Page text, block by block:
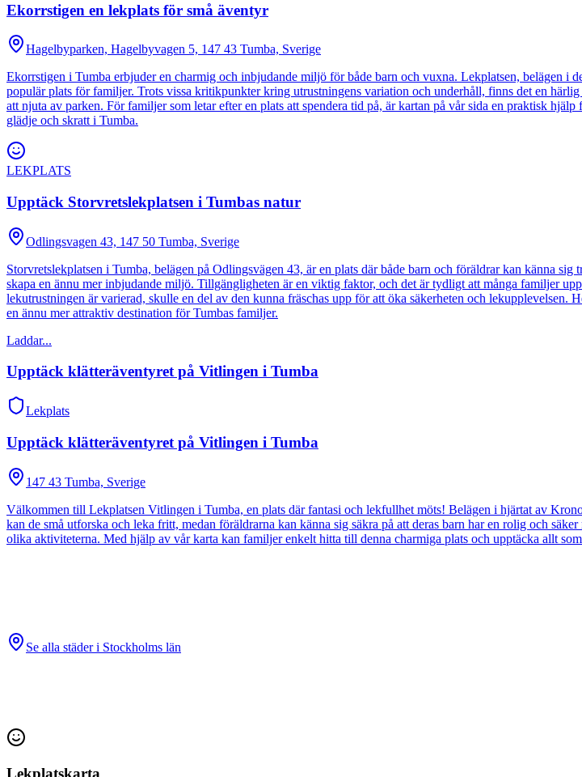
Ekorrstigen en lekplats för små äventyr
Hagelbyparken, Hagelbyvagen 5, 147 43 Tumba, Sverige
Ekorrstigen i Tumba erbjuder en charmig och inbjudande miljö för både barn och vuxna. Lekplatsen, belägen i
populär plats för familjer. Trots vissa kritikpunkter kring utrustningens variation och underhåll, finns det en
att njuta av parken. För familjer som letar efter en plats att spendera tid på, är kartan på vår sida en praktisk
glädje och skratt i Tumba.
LEKPLATS
Upptäck Storvretslekplatsen i Tumbas natur
Odlingsvagen 43, 147 50 Tumba, Sverige
Storvretslekplatsen i Tumba, belägen på Odlingsvägen 43, är en plats där både barn och föräldrar kan känna
skapa en ännu mer inbjudande miljö. Tillgängligheten är en viktig faktor, och det är tydligt att många familjer
lekutrustningen är varierad, skulle en del av den kunna fräschas upp för att öka säkerheten och
en ännu mer attraktiv destination för Tumbas familjer.
Laddar...
Upptäck klätteräventyret på Vitlingen i Tumba
Lekplats
Upptäck klätteräventyret på Vitlingen i Tumba
147 43 Tumba, Sverige
Välkommen till Lekplatsen Vitlingen i Tumba, en plats där fantasi och lekfullhet möts! Belägen i hjärtat av
kan de små utforska och leka fritt, medan föräldrarna kan känna sig säkra på att deras barn har en rolig och
olika aktiviteterna. Med hjälp av vår karta kan familjer enkelt hitta till denna charmiga plats och upptäcka allt
Se alla städer i Stockholms län